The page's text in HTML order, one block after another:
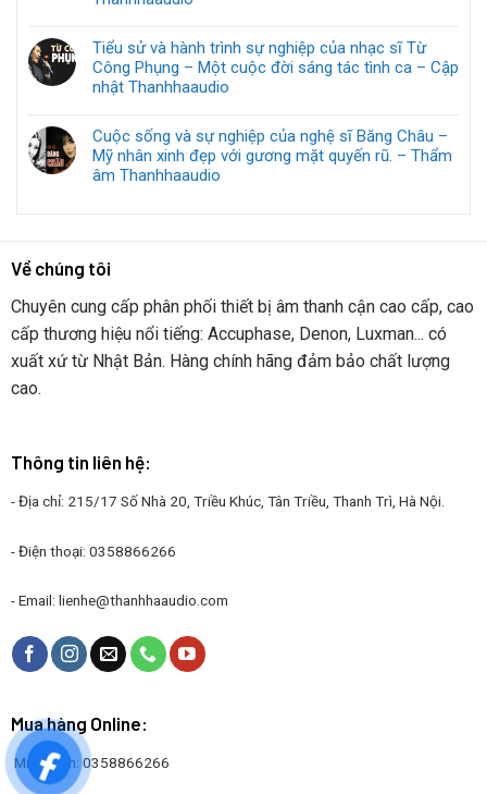
Tiểu sử và hành trình sự nghiệp của nhạc sĩ Từ
Công Phụng – Một cuộc đời sáng tác tình ca – Cập
nhật Thanhhaaudio
Cuộc sống và sự nghiệp của nghệ sĩ Băng Châu –
Mỹ nhân xinh đẹp với gương mặt quyến rũ. – Thẩm
âm Thanhhaaudio
Về chúng tôi
Chuyên cung cấp phân phối thiết bị âm thanh cận cao cấp, cao
cấp thương hiệu nổi tiếng: Accuphase, Denon, Luxman... có
xuất xứ từ Nhật Bản. Hàng chính hãng đảm bảo chất lượng
cao.
Thông tin liên hệ:
- Địa chỉ: 215/17 Số Nhà 20, Triều Khúc, Tân Triều, Thanh Trì, Hà Nội.
- Điện thoại: 0358866266
- Email: lienhe@thanhhaaudio.com
Mua hàng Online:
Mr. Thanh: 0358866266